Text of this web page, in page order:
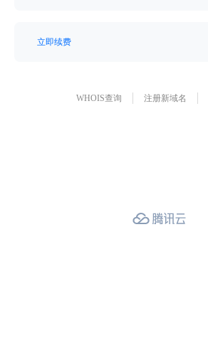
立即续费
WHOIS查询 注册新域名